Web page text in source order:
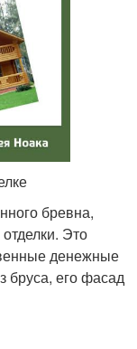
бревна,
Это
денежные
бруса, его фасад